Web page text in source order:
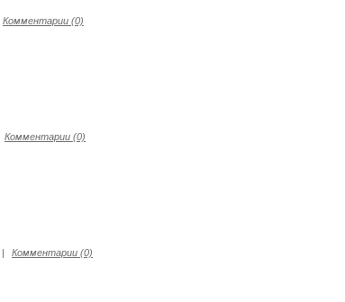
Комментарии (0)
Комментарии (0)
| Комментарии (0)